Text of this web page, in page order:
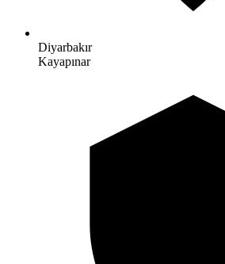
Diyarbakır
Kayapınar